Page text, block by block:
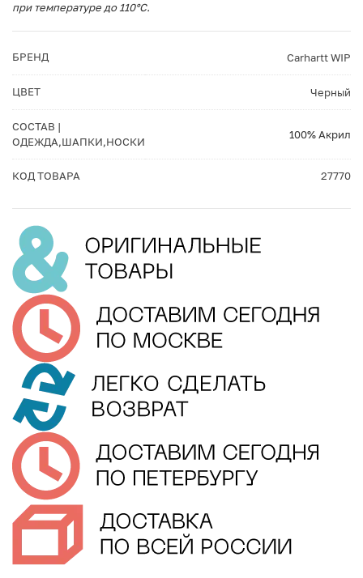
при температуре до 110°C.
БРЕНД Carhartt WIP
ЦВЕТ Черный
СОСТАВ |
ОДЕЖДА,ШАПКИ,НОСКИ
100% Акрил
КОД ТОВАРА 27770